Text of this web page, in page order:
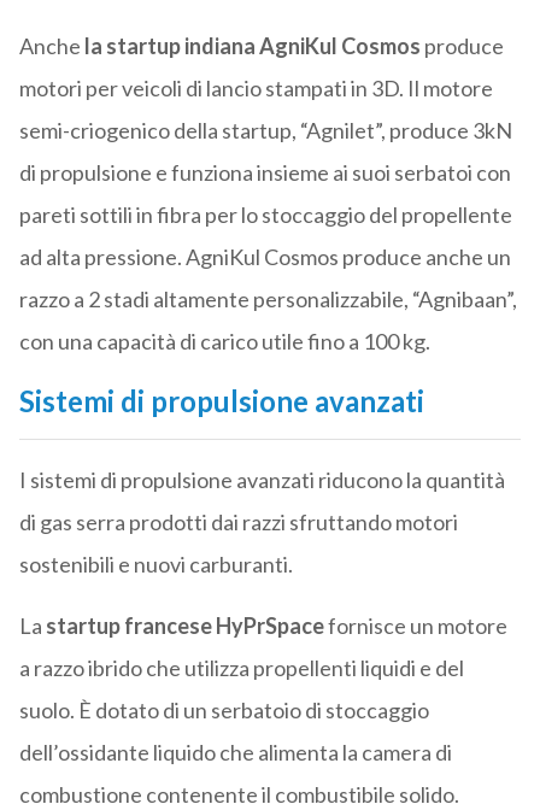
Anche la startup indiana AgniKul Cosmos produce
motori per veicoli di lancio stampati in 3D. Il motore
semi-criogenico della startup, “Agnilet”, produce 3kN
di propulsione e funziona insieme ai suoi serbatoi con
pareti sottili in fibra per lo stoccaggio del propellente
ad alta pressione. AgniKul Cosmos produce anche un
razzo a 2 stadi altamente personalizzabile, “Agnibaan”,
con una capacità di carico utile fino a 100 kg.
Sistemi di propulsione avanzati
I sistemi di propulsione avanzati riducono la quantità
di gas serra prodotti dai razzi sfruttando motori
sostenibili e nuovi carburanti.
La startup francese HyPrSpacefornisce un motore
a razzo ibrido che utilizza propellenti liquidi e del
suolo. È dotato di un serbatoio di stoccaggio
dell’ossidante liquido che alimenta la camera di
combustione contenente il combustibile solido.